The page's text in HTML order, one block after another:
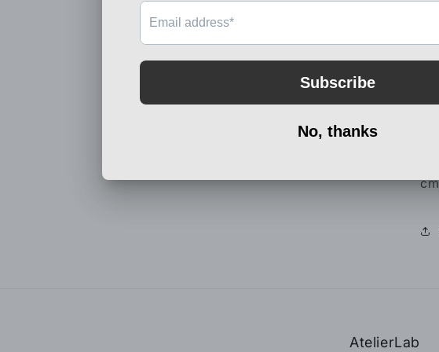
Il
AtelierLab